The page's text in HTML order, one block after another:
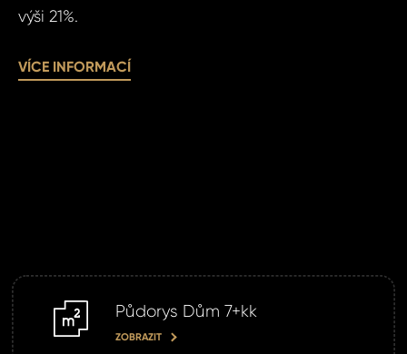
výši 21%.
VÍCE INFORMACÍ
Půdorys Dům 7+kk
ZOBRAZIT